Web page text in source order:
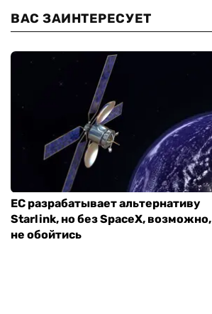
ВАС ЗАИНТЕРЕСУЕТ
ЕС разрабатывает альтернативу
Starlink, но без SpaceX, возможно,
не обойтись